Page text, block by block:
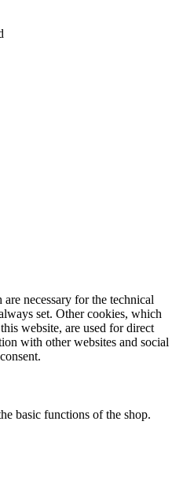
necessary for the technical
set. Other cookies, which
website, are used for direct
with other websites and social
basic functions of the shop.